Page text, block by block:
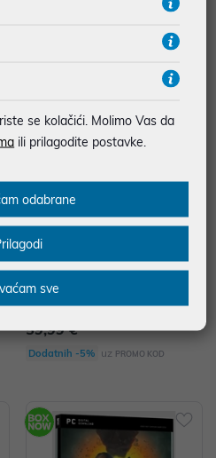
PROMO KOD
PC igra THE MEDIUM - SPECIAL
59,99 €
Dodatnih -5% uz PROMO KOD
se kolačići. Molimo Vas da
ili prilagodite postavke.
odabrane
sve